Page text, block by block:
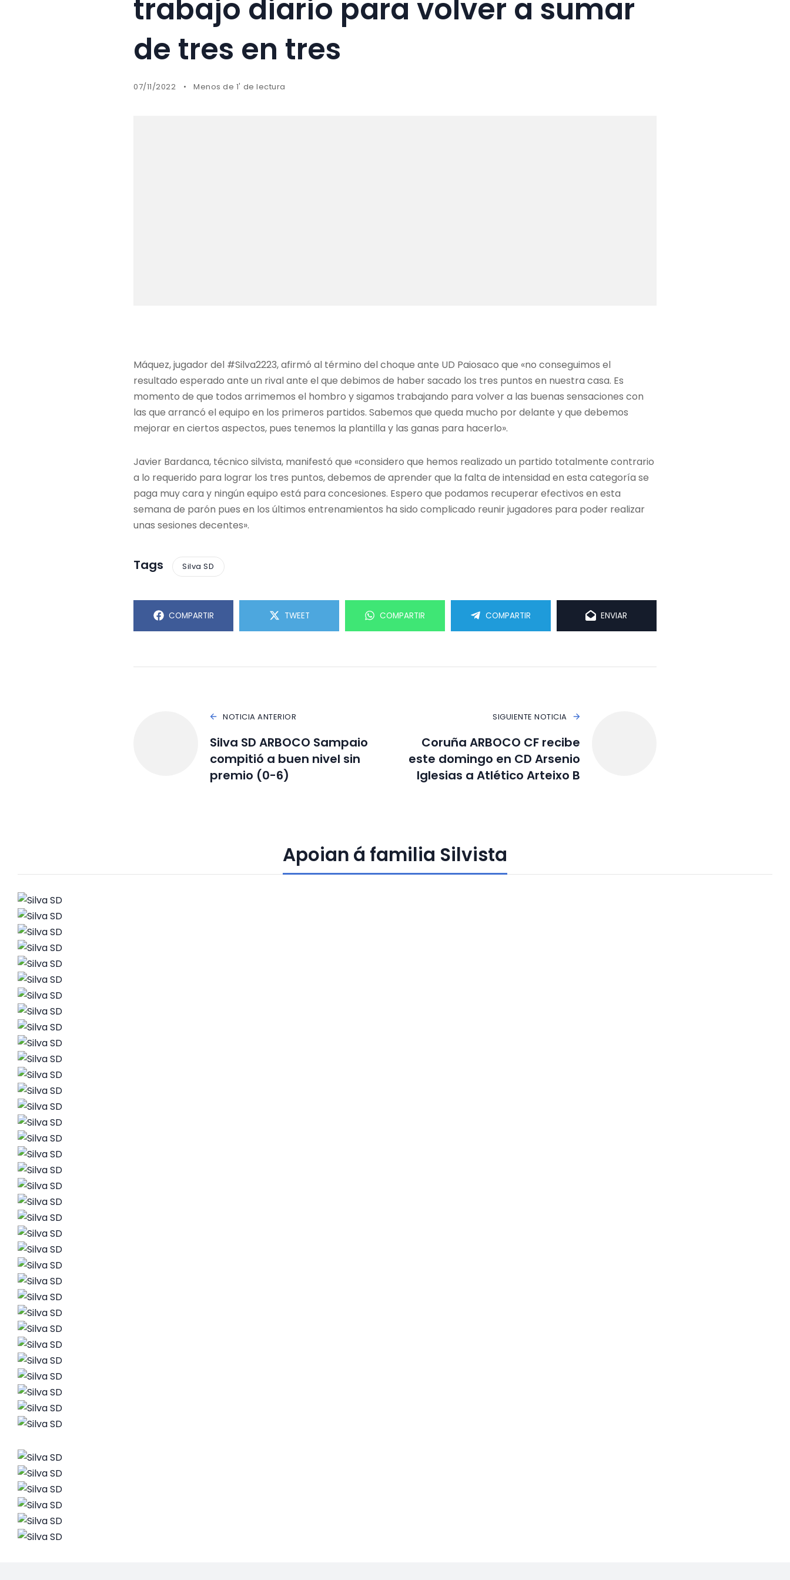
trabajo diario para volver a sumar
de tres en tres
07/11/2022 Menos de 1' de lectura
Máquez, jugador del #Silva2223, afirmó al término del choque ante UD Paiosaco que «no conseguimos el
resultado esperado ante un rival ante el que debimos de haber sacado los tres puntos en nuestra casa. Es
momento de que todos arrimemos el hombro y sigamos trabajando para volver a las buenas sensaciones con
las que arrancó el equipo en los primeros partidos. Sabemos que queda mucho por delante y que debemos
mejorar en ciertos aspectos, pues tenemos la plantilla y las ganas para hacerlo».
Javier Bardanca, técnico silvista, manifestó que «considero que hemos realizado un partido totalmente contrario
a lo requerido para lograr los tres puntos, debemos de aprender que la falta de intensidad en esta categoría se
paga muy cara y ningún equipo está para concesiones. Espero que podamos recuperar efectivos en esta
semana de parón pues en los últimos entrenamientos ha sido complicado reunir jugadores para poder realizar
unas sesiones decentes».
Tags Silva SD
COMPARTIR TWEET COMPARTIR COMPARTIR ENVIAR
NOTICIA ANTERIOR
Silva SD ARBOCO Sampaio
compitió a buen nivel sin
premio (0-6)
SIGUIENTE NOTICIA
Coruña ARBOCO CF recibe
este domingo en CD Arsenio
Iglesias a Atlético Arteixo B
Apoian á familia Silvista